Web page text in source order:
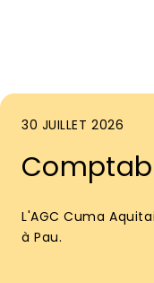
30 JUILLET 2026
L'AGC Cuma
à Pau.